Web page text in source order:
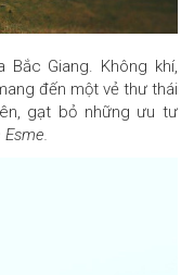
Giang. Không khí,
đến một vẻ thư thái
gạt bỏ những ưu tư